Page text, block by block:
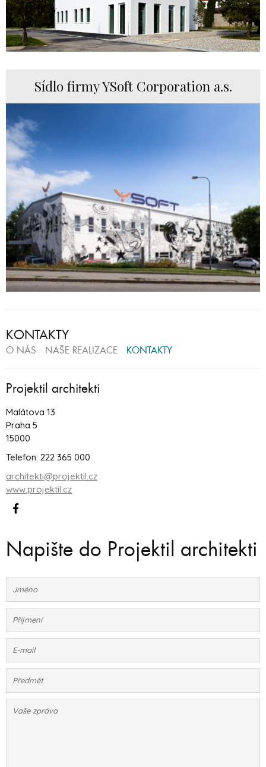
Sídlo firmy YSoft Corporation a.s.
KONTAKTY
O NÁS NAŠE REALIZACE KONTAKTY
Projektil architekti
Malátova 13
Praha 5
15000
Telefon: 222 365 000
architekti@projektil.cz
www.projektil.cz
Napište do Projektil architekti